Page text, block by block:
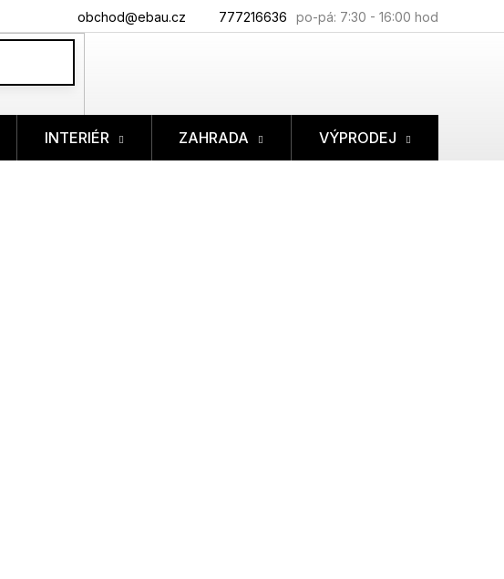
777216636
obchod@ebau.cz
INTERIÉR ZAHRADA VÝPRODEJ